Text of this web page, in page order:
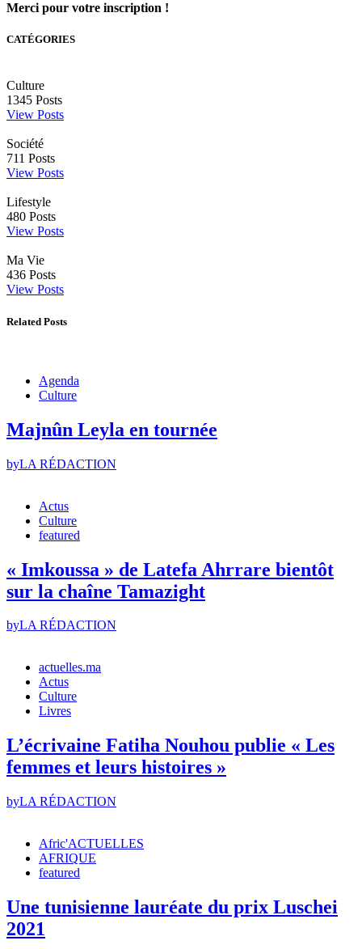
Merci pour votre inscription !
CATÉGORIES
Culture
1345 Posts
View Posts
Société
711 Posts
View Posts
Lifestyle
480 Posts
View Posts
Ma Vie
436 Posts
View Posts
Related Posts
Agenda
Culture
Majnûn Leyla en tournée
byLA RÉDACTION
Actus
Culture
featured
« Imkoussa » de Latefa Ahrrare bientôt
sur la chaîne Tamazight
byLA RÉDACTION
actuelles.ma
Actus
Culture
Livres
L’écrivaine Fatiha Nouhou publie « Les
femmes et leurs histoires »
byLA RÉDACTION
Afric'ACTUELLES
AFRIQUE
featured
Une tunisienne lauréate du prix Luschei
2021